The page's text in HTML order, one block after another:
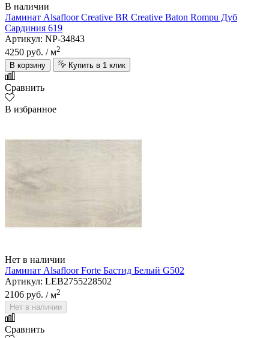
В наличии
Ламинат Alsafloor Creative BR Creative Baton Rompu Дуб
Сардиния 619
Артикул: NP-34843
4250 руб. / м2
В корзину
Купить в 1 клик
Сравнить
В избранное
Нет в наличии
Ламинат Alsafloor Forte Бастид Белый G502
Артикул: LEB2755228502
2106 руб. / м2
Нет в наличии
Сравнить